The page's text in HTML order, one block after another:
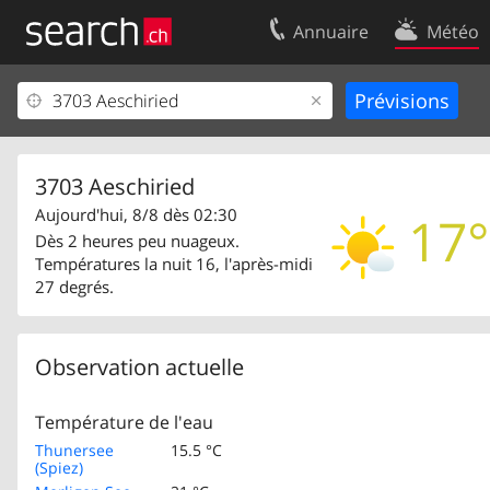
Annuaire Météo
3703 Aeschiried
17°
Aujourd'hui, 8/8 dès 02:30
Dès 2 heures peu nuageux.
Températures la nuit 16, l'après-midi
27 degrés.
Observation actuelle
Température de l'eau
Thunersee
(Spiez)
15.5 °C
Votre inscription
Centre clients
Mentions Légales
Contact
Conditions